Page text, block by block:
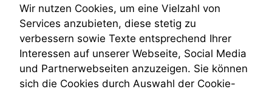
Teilungsklage
Venezuela
VRK
Wiederherstellungsanordnung
Zivilprozessordnung
ZPO
Zustellfiktion
Wir nutzen Cookies, um eine Vielzahl von
Services anzubieten, diese stetig zu
verbessern sowie Texte entsprechend Ihrer
Interessen auf unserer Webseite, Social Media
und Partnerwebseiten anzuzeigen. Sie können
sich die Cookies durch Auswahl der Cookie-
können. Diese helfen
uns, unsere Website
zu verbessern.